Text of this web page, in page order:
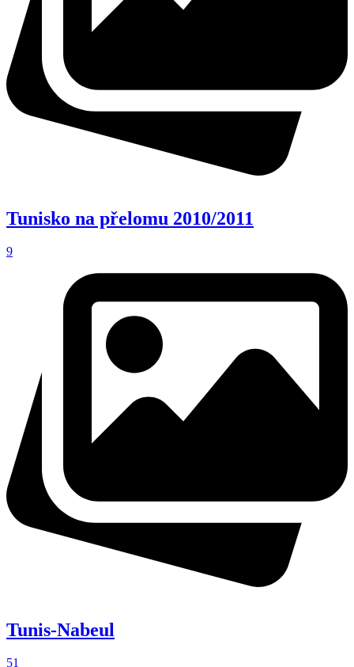
Tunisko na přelomu 2010/2011
9
Tunis-Nabeul
51